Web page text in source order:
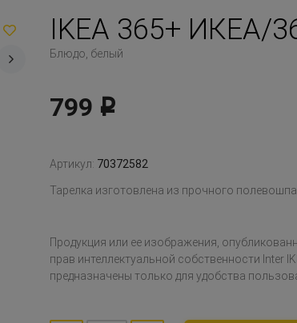
IKEA 365+ ИКЕА/
Блюдо, белый
799 Р
Артикул: 70372582
Тарелка изготовлена из прочного
Продукция или ее изображения,
прав интеллектуальной собственности Inter
предназначены только для удобства